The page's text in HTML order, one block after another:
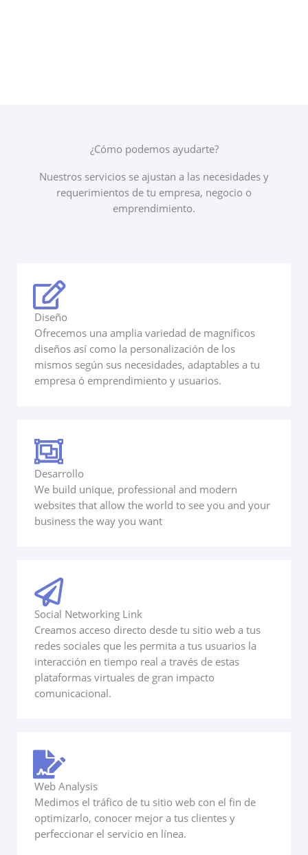
¿Cómo podemos ayudarte?
Nuestros servicios se ajustan a las necesidades y
requerimientos de tu empresa, negocio o
emprendimiento.
Diseño
Ofrecemos una amplia variedad de magníficos
diseños así como la personalización de los
mismos según sus necesidades, adaptables a tu
empresa ó emprendimiento y usuarios.
Desarrollo
We build unique, professional and modern
websites that allow the world to see you and your
business the way you want
Social Networking Link
Creamos acceso directo desde tu sitio web a tus
redes sociales que les permita a tus usuarios la
interacción en tiempo real a través de estas
plataformas virtuales de gran impacto
comunicacional.
Web Analysis
Medimos el tráfico de tu sitio web con el fin de
optimizarlo, conocer mejor a tus clientes y
perfeccionar el servicio en línea.